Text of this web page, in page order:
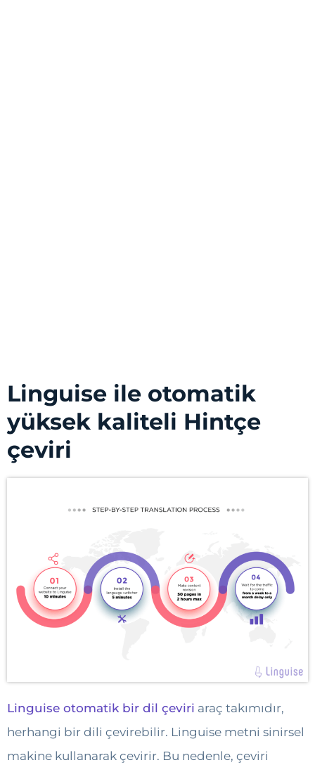
Linguise ile otomatik
yüksek kaliteli Hintçe
çeviri
Linguise otomatik bir dil çeviri araç takımıdır,
herhangi bir dili çevirebilir. Linguise metni sinirsel
makine kullanarak çevirir. Bu nedenle, çeviri